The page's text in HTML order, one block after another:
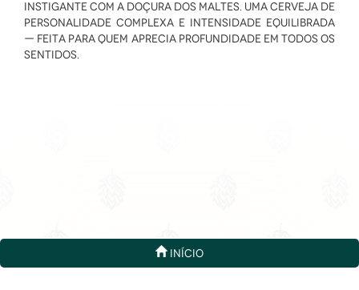
instigante com a doçura dos maltes. Uma cerveja de
personalidade complexa e intensidade equilibrada
— feita para quem aprecia profundidade em todos os
sentidos.
Início